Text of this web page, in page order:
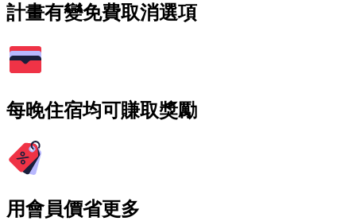
計畫有變免費取消選項
每晚住宿均可賺取獎勵
用會員價省更多